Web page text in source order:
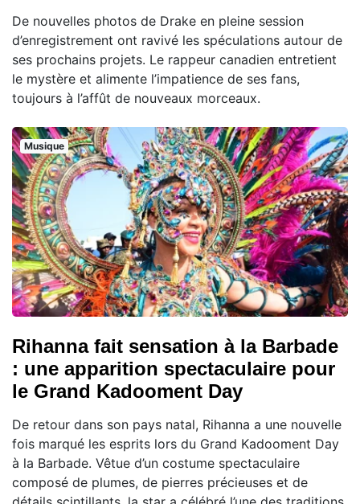
De nouvelles photos de Drake en pleine session
d’enregistrement ont ravivé les spéculations autour de
ses prochains projets. Le rappeur canadien entretient
le mystère et alimente l’impatience de ses fans,
toujours à l’affût de nouveaux morceaux.
Musique
Rihanna fait sensation à la Barbade
: une apparition spectaculaire pour
le Grand Kadooment Day
De retour dans son pays natal, Rihanna a une nouvelle
fois marqué les esprits lors du Grand Kadooment Day
à la Barbade. Vêtue d’un costume spectaculaire
composé de plumes, de pierres précieuses et de